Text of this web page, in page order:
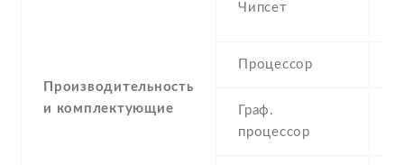
Производительность
и комплектующие
Чипсет
Процессор
Граф.
процессор